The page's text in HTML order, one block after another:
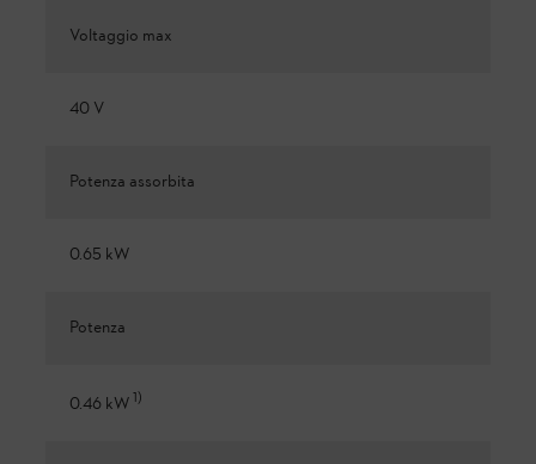
Voltaggio max
40 V
Potenza assorbita
0.65 kW
Potenza
0.46 kW1)